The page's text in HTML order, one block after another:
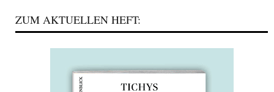
ZUM AKTUELLEN HEFT: